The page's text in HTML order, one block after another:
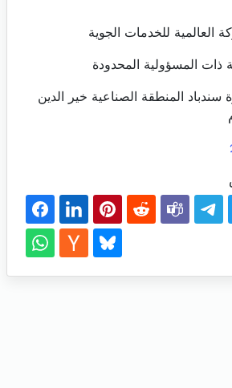
العالمية للخدمات الجوية
ذات المسؤولية المحدودة
سندباد المنطقة الصناعية خير الدين